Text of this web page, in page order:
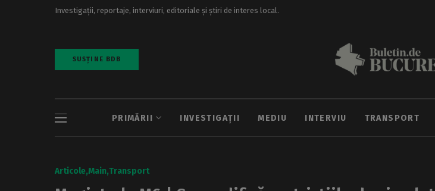
Investigații, reportaje, interviuri, editoriale și știri de interes local.
SUSȚINE BDB
PRIMĂRII INVESTIGAȚII MEDIU INTERVIU TRANSPORT
Articole Main Transport